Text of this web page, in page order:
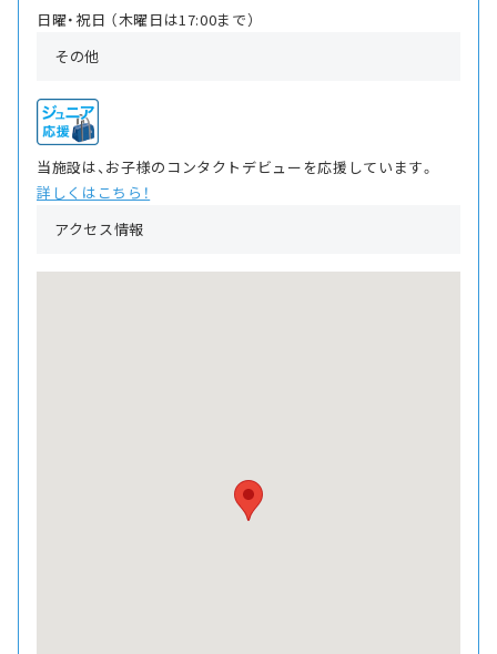
日曜・祝日 （木曜日は17:00まで）
その他
当施設は、お子様のコンタクトデビューを応援しています。
詳しくはこちら！
アクセス情報